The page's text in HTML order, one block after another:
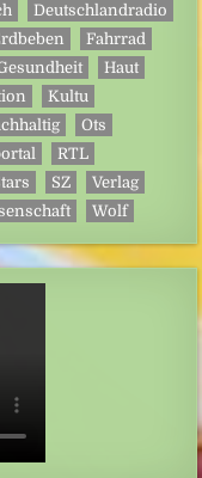
Deutschlandradio
Fahrrad
Haut
Kultu
Ots
RTL
SZ
Verlag
Wolf